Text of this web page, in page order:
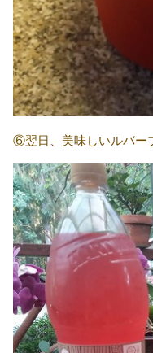
⑥翌日、美味しいルバー